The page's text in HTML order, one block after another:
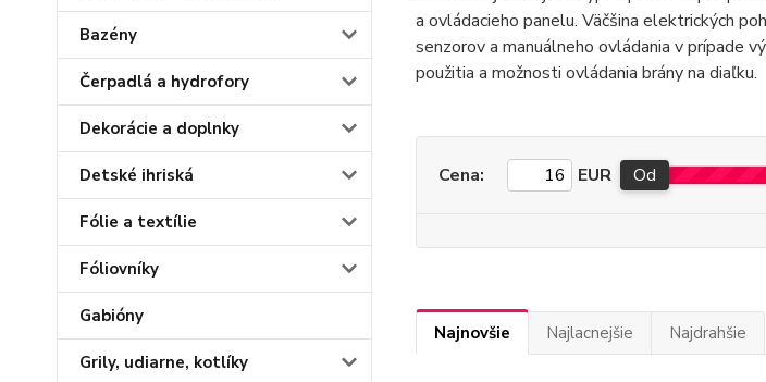
Bazény
Čerpadlá a hydrofory
Dekorácie a doplnky
Detské ihriská
Fólie a textílie
Fóliovníky
Gabióny
Grily, udiarne, kotlíky
a ovládacieho panelu. Väčšina elektrických
senzorov a manuálneho ovládania v prípade
použitia a možnosti ovládania brány na diaľku.
Cena: EUR Od
Najnovšie Najlacnejšie Najdrahšie